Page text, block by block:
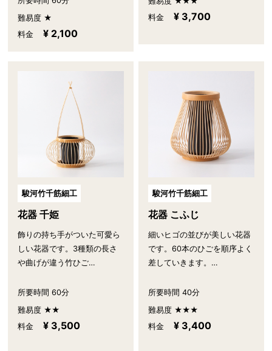
難易度 ★
料金
¥ 2,100
料金
¥ 3,700
駿河竹千筋細工
花器 千姫
飾りの持ち手がついた可愛ら
しい花器です。3種類の長さ
や曲げが違う竹ひご…
所要時間 60分
難易度 ★★
料金
¥ 3,500
駿河竹千筋細工
花器 こふじ
細いヒゴの並びが美しい花器
です。60本のひごを順序よく
差していきます。…
所要時間 40分
難易度 ★★★
料金
¥ 3,400